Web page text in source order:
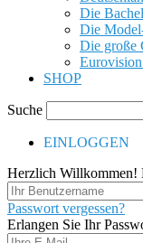
Die
Die
Die große
SHOP
Suche
EINLOGGEN
Herzlich Willkommen!
Passwort vergessen?
Erlangen Sie Ihr